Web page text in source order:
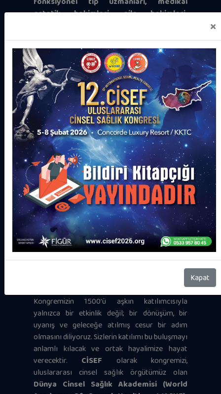
×
Kapat
estetik hekimleri, aile hekimleri,
aile danışmanları, hemşireler, ebeler,
fizyoterapistler, diyetisyenler,
geleneksel ve tamamlayıcı psikoloji
(GETAP) uzmanları, sosyologlar, seks
eğitmenleriveseks araştırmacılarıbir
araya gelerek en güncel bilgi ve deneyimlerini
paylaşacaktır.
Kongremiz kapsamında, özelliklecinsel sağlık,
tıbbi seksoloji, psikoloji, psikiyatri ve
cinsel terapi alanındaki en son bilimsel
araştırmalar, yenilikçi tedavi yöntemleri
ve gelişen teknolojilerüzerine güncel ve
bilimsel“hap bilgiler”
içeren interaktif
oturumlar düzenlenecektir. Ayrıca
genitoüriner bölgeyle ilgili estetik,
kozmetik, fonksiyonel ve rekonstrüktif
yaklaşımlarele alınacak; en güncel bilimsel
veriler ışığında“Genital Estetik, Kozmetik
” konularına dair video
Kongremizin 1500’ü aşkın katılımcısıyla
yalnızca bir etkinlik değil; bir dönüşüm, bir
uyanış ve geleceğe atılmış cesur bir adım
olmasını diliyoruz. Sizlerin katılımı bu buluşmayı
anlamlı kılacak ve ortak hayalimize hayat
verecektir. CİSEF olarak kongremizi,
uluslararası cinsel sağlık örgütümüz olan
Dünya Cinsel Sağlık Akademisi (World